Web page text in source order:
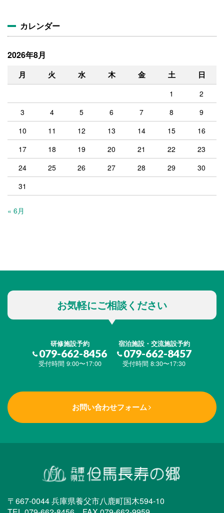
カレンダー
2026年8月
月 火 水 木 金 土 日
1
2
3
4 5 6 7 8
9
10
11 12 13 14 15
16
17
18 19 20 21 22
23
24
25 26 27 28 29
30
31
« 6月
お気軽にご相談ください
研修施設予約
079-662-8456
受付時間 9:00〜17:00
宿泊施設・交流施設予約
079-662-8457
受付時間 8:30〜17:30
お問い合わせフォーム
〒667-0044 兵庫県養父市八鹿町国木594-10